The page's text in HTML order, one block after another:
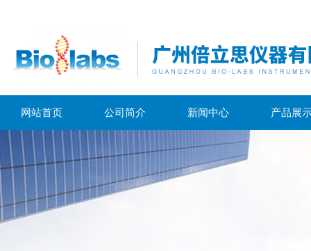
网站首页 公司简介 新闻中心 产品展